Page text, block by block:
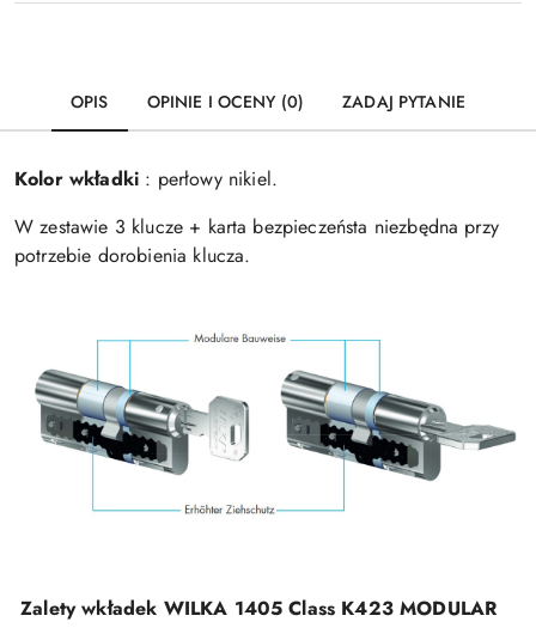
OPIS OPINIE I OCENY (0) ZADAJ PYTANIE
Kolor wkładki : perłowy nikiel.
W zestawie 3 klucze + karta bezpieczeństa niezbędna przy
potrzebie dorobienia klucza.
Zalety wkładek WILKA 1405 Class K423 MODULAR